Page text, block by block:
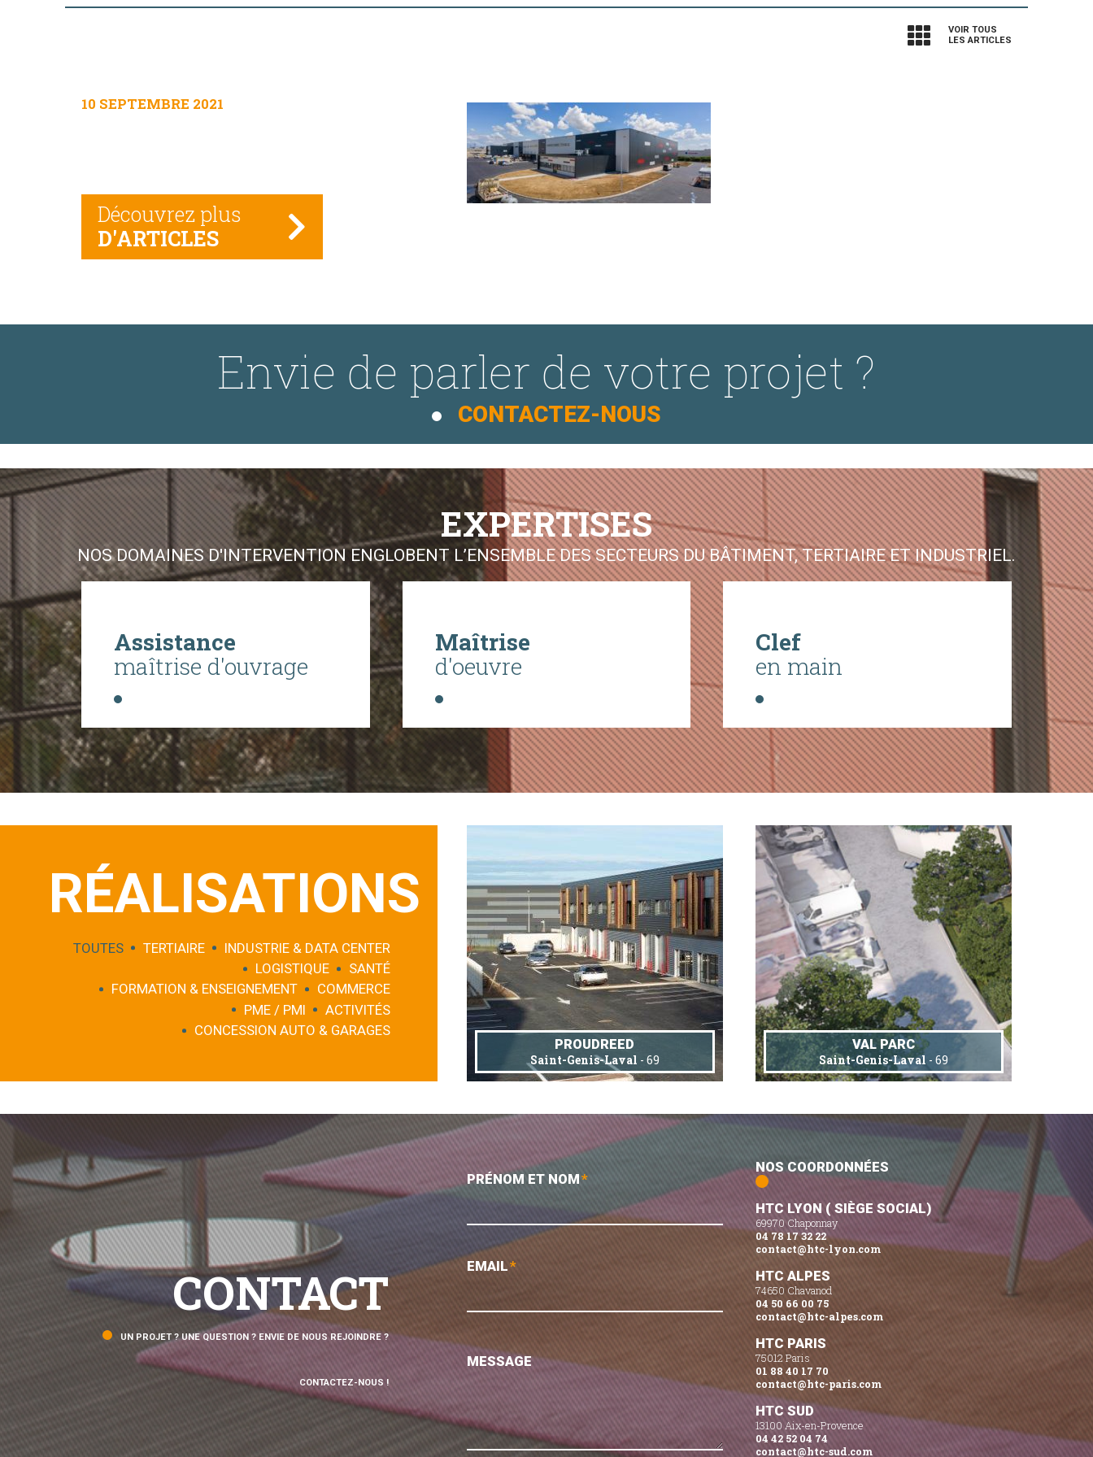
VOIR TOUS
LES ARTICLES
10 SEPTEMBRE 2021
Découvrez plus
D'ARTICLES
Envie de parler de votre projet ?
CONTACTEZ-NOUS
EXPERTISES
NOS DOMAINES D'INTERVENTION ENGLOBENT L’ENSEMBLE DES SECTEURS DU BÂTIMENT, TERTIAIRE ET INDUSTRIEL.
Assistance
maîtrise d'ouvrage
Maîtrise
d'oeuvre
Clef
en main
RÉALISATIONS
TOUTES TERTIAIRE
INDUSTRIE & DATA CENTER
LOGISTIQUE
SANTÉ
FORMATION & ENSEIGNEMENT
COMMERCE
PME / PMI
ACTIVITÉS
CONCESSION AUTO & GARAGES
PROUDREED
Saint-Genis-Laval - 69
VAL PARC
Saint-Genis-Laval - 69
CONTACT
UN PROJET ? UNE QUESTION ? ENVIE DE NOUS REJOINDRE ?
CONTACTEZ-NOUS !
PRÉNOM ET NOM*
EMAIL*
MESSAGE
NOS COORDONNÉES
HTC LYON ( SIÈGE SOCIAL)
69970 Chaponnay
04 78 17 32 22
contact@htc-lyon.com
HTC ALPES
74650 Chavanod
04 50 66 00 75
contact@htc-alpes.com
HTC PARIS
75012 Paris
01 88 40 17 70
contact@htc-paris.com
HTC SUD
13100 Aix-en-Provence
04 42 52 04 74
contact@htc-sud.com